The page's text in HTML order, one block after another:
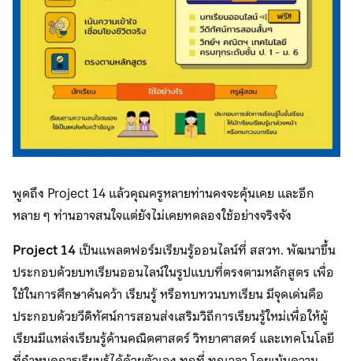
พูดถึง Project 14 แล้วคุณครูหลายท่านคงจะคุ้นเคย และอีก
หลาย ๆ ท่านอาจสนใจแต่ยังไม่เคยทดลองใช้อย่างจริงจัง
Project 14เป็นแพลตฟอร์มเรียนรู้ออนไลน์ที่ สสวท. พัฒนาขึ้น
ประกอบด้วยบทเรียนออนไลน์ในรูปแบบที่ตรงตามหลักสูตร เพื่อ
ใช้ในการศึกษาค้นคว้า เรียนรู้ หรือทบทวนบทเรียน มีจุดเด่นคือ
ประกอบด้วยวีดิทัศน์การสอนส่งเสริมวิถีการเรียนรู้ใหม่เพื่อให้ผู้
เรียนมีแหล่งเรียนรู้ด้านคณิตศาสตร์ วิทยาศาสตร์ และเทคโนโลยี